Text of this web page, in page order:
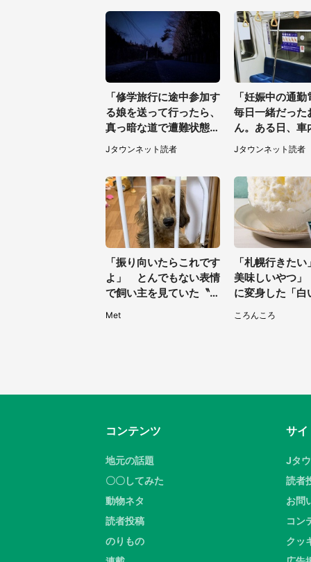
「修学旅行に途中参加す
る娘を送って行ったら、
真っ暗な道で遭難状態。
なんとか見つけた民家に
助けを求めると、住人の
Jタウンネット読者
「妊娠中の通
毎日一緒だった
ん。ある日、車
てたら後ろから
Jタウンネット読者
「振り向いたらこれです
よ」 とんでもない表情
で飼い主を見ていた〝変
Met
「札幌行きた
美味しいやつ
に変身した「白
間限定】
ころんころ
コンテンツ
地元の話題
〇〇してみた
動物ネタ
読者投稿
のりもの
サイ
Jタ
読者
お問
コン
クッ